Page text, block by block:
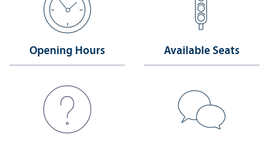
Opening Hours Available Seats